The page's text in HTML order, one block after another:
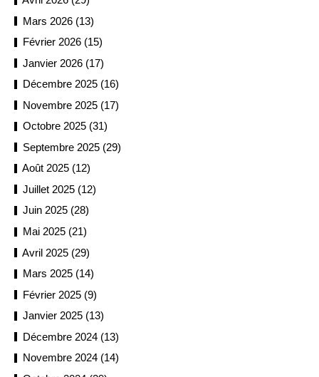
Mars 2026 (13)
Février 2026 (15)
Janvier 2026 (17)
Décembre 2025 (16)
Novembre 2025 (17)
Octobre 2025 (31)
Septembre 2025 (29)
Août 2025 (12)
Juillet 2025 (12)
Juin 2025 (28)
Mai 2025 (21)
Avril 2025 (29)
Mars 2025 (14)
Février 2025 (9)
Janvier 2025 (13)
Décembre 2024 (13)
Novembre 2024 (14)